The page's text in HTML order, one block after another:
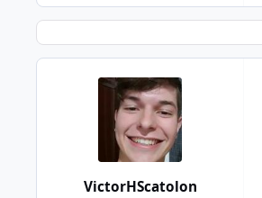
VictorHScatolon